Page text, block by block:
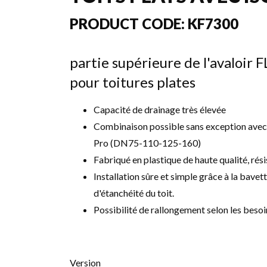
PRODUCT CODE: KF7300
partie supérieure de l'avaloir
pour toitures plates
Capacité de drainage très élevée
Combinaison possible sans exception
Pro (DN75-110-125-160)
Fabriqué en plastique de haute qualité,
Installation sûre et simple grâce à la
d'étanchéité du toit.
Possibilité de rallongement selon les
Version